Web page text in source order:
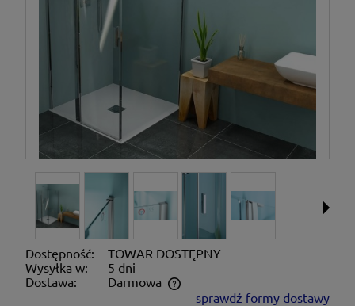
Dostępność:
TOWAR DOSTĘPNY
Wysyłka w:
5 dni
Dostawa:
Darmowa
Cena nie zawiera ewentualnych kosztów płatności
sprawdź formy dostawy